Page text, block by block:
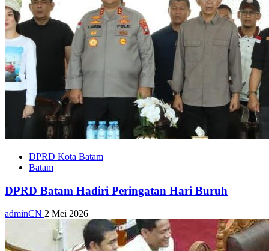
DPRD Kota Batam
Batam
DPRD Batam Hadiri Peringatan Hari Buruh
adminCN 2 Mei 2026